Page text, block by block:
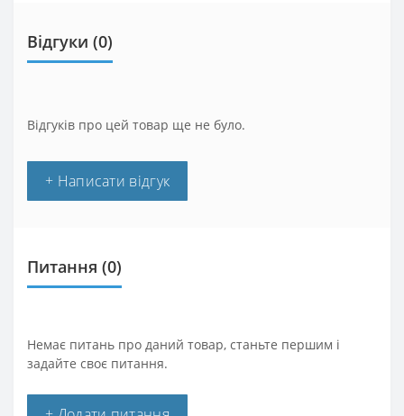
Відгуки (0)
Відгуків про цей товар ще не було.
+ Написати відгук
Питання (0)
Немає питань про даний товар, станьте першим і
задайте своє питання.